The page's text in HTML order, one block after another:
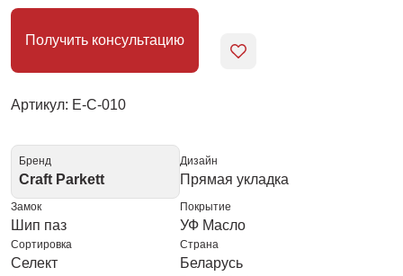
Получить консультацию
Артикул: Е-С-010
Бренд
Craft Parkett
Дизайн
Прямая укладка
Замок
Шип паз
Покрытие
УФ Масло
Сортировка
Селект
Страна
Беларусь